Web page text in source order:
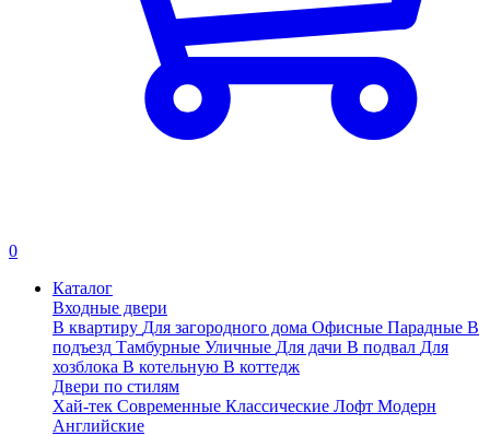
0
Каталог
Входные двери
В квартиру Для загородного дома Офисные Парадные В
подъезд Тамбурные Уличные Для дачи В подвал Для
хозблока В котельную В коттедж
Двери по стилям
Хай-тек Современные Классические Лофт Модерн
Английские